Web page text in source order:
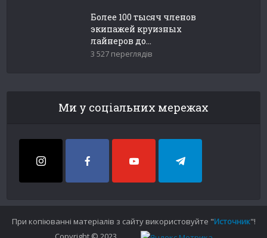
Более 100 тысяч членов
экипажей круизных
лайнеров до...
3 527 переглядів
Ми у соціальних мережах
При копіюванні матеріалів з сайту використовуйте "Источник"!